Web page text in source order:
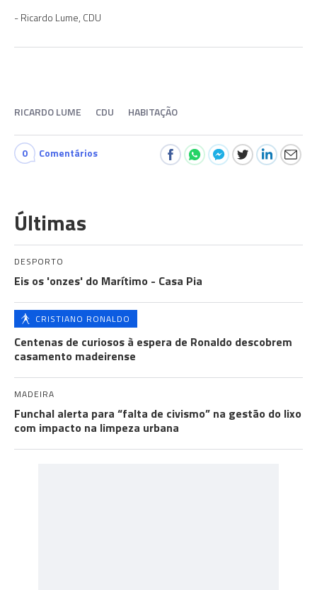
Ricardo Lume, CDU
RICARDO LUME CDU HABITAÇÃO
0 Comentários
Últimas
DESPORTO
Eis os 'onzes' do Marítimo - Casa Pia
CRISTIANO RONALDO
Centenas de curiosos à espera de Ronaldo descobrem
casamento madeirense
MADEIRA
Funchal alerta para “falta de civismo” na gestão do lixo
com impacto na limpeza urbana